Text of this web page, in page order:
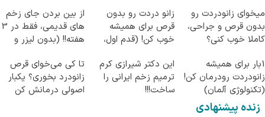
میخوای زانودردت رو
بدون قرص و جراحی،
کاملا خوب کنی؟
زانو دردت رو بدون
قرص برای همیشه
خوب کن! (قدم اول،
از بین بردن جای زخم
های قدیمی، فقط در 3
هفته!! (بدون لیزر و
1بار برای همیشه
زانودردت رودرمان کن!
(تکنولوژی آلمان)
◂پرسشنامه▸
این دکتر شیرازی کرم
ترمیم زخم ایرانی را
ساخت!!!
تا کی می‌خوای قرص
زانودرد بخوری؟ یکبار
اصولی درمانش کن
زنده پیشنهادی